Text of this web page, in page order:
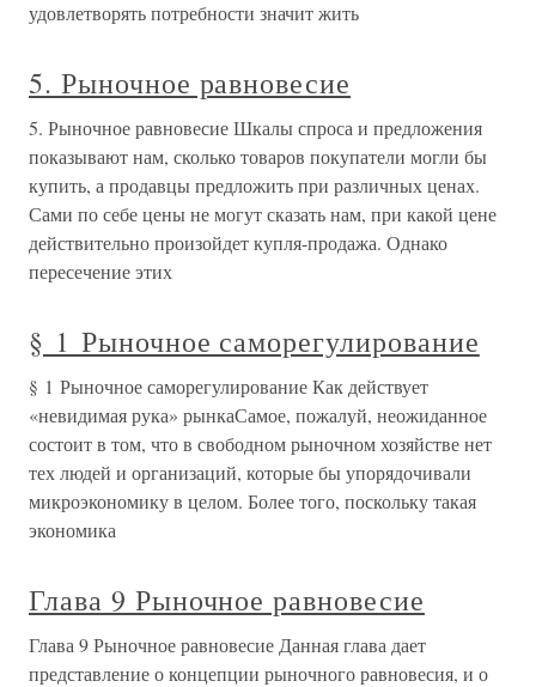
удовлетворять потребности значит жить
5. Рыночное равновесие
5. Рыночное равновесие Шкалы спроса и предложения
показывают нам, сколько товаров покупатели могли бы
купить, а продавцы предложить при различных ценах.
Сами по себе цены не могут сказать нам, при какой цене
действительно произойдет купля-продажа. Однако
пересечение этих
§ 1 Рыночное саморегулирование
§ 1 Рыночное саморегулирование Как действует
«невидимая рука» рынкаСамое, пожалуй, неожиданное
состоит в том, что в свободном рыночном хозяйстве нет
тех людей и организаций, которые бы упорядочивали
микроэкономику в целом. Более того, поскольку такая
экономика
Глава 9 Рыночное равновесие
Глава 9 Рыночное равновесие Данная глава дает
представление о концепции рыночного равновесия, и о